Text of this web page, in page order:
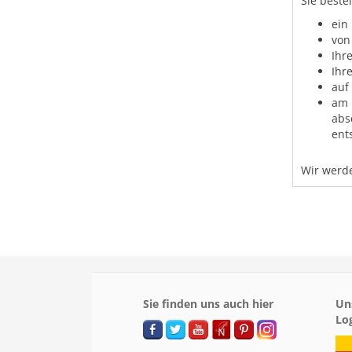
ein
auf
am
Wir
Sie finden uns auch hier